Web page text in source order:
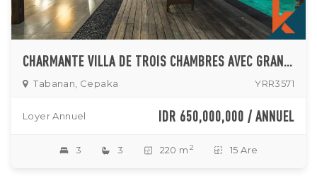
CHARMANTE VILLA DE TROIS CHAMBRES AVEC GRAND JARDIN ET PISCINE À CEPAKA
Tabanan, Cepaka YRR3571
Loyer Annuel IDR 650,000,000 / ANNUEL
3 3 220 m 2 15 Are